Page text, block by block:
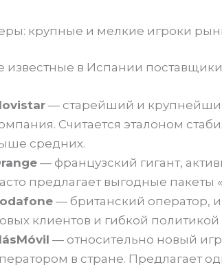
крупные и мелкие игроки
известные в Испании поставщики
— старейший и
Считается эталоном
средних.
— французский гигант,
предлагает выгодные пакеты
— британский оператор,
клиентов и гибкой политикой
— относительно новый
в стране. Предлагает